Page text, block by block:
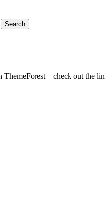
Search
– check out the